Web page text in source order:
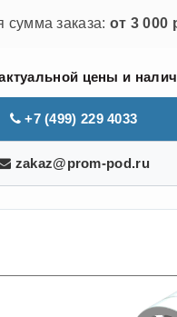
сумма заказа: от 3 000
цены и
+7 (499) 229 4033
zakaz@prom-pod.ru